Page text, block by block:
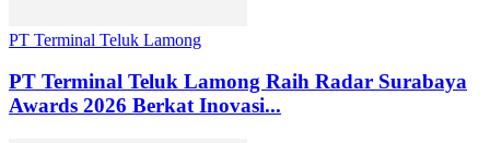
PT Terminal Teluk Lamong
PT Terminal Teluk Lamong Raih Radar Surabaya
Awards 2026 Berkat Inovasi...